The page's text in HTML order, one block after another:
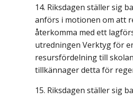
Riksdagen ställer sig
anförs i motionen om att
återkomma med ett
utredningen Verktyg för
resursfördelning till skolan
tillkännager detta för
Riksdagen ställer sig